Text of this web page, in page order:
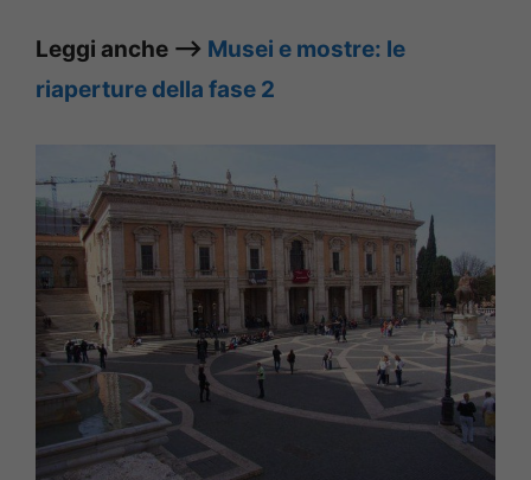
Leggi anche –> Musei e mostre: le
riaperture della fase 2